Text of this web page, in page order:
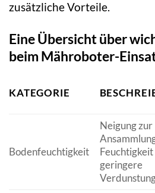
zusätzliche Vorteile.
Eine Übersicht über
beim Mähroboter-
KATEGORIE
Bodenfeuchtigkeit
Neigung zur
geringere